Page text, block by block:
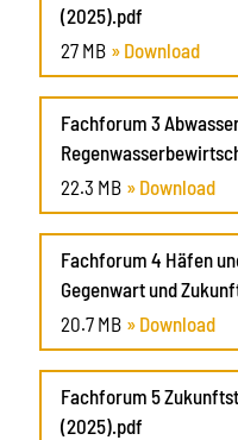
(2025).pdf
27 MB » Download
Fachforum 3
22.3 MB » Download
Fachforum 4 Häfen
Gegenwart und
20.7 MB » Download
Fachforum 5
(2025).pdf